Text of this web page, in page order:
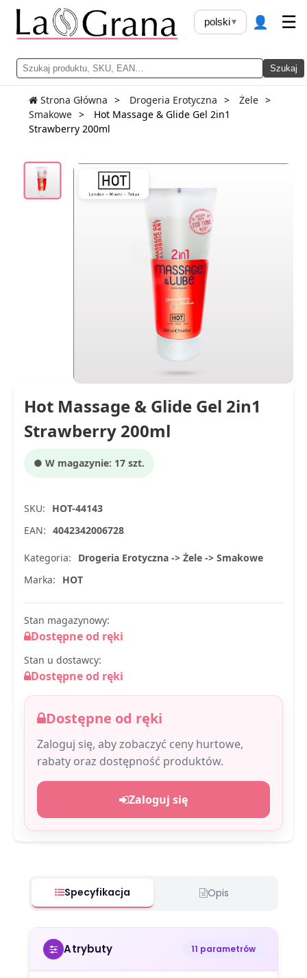
Szukaj
polski▾ 👤 ☰
Strona Główna Drogeria Erotyczna
Żele
Smakowe
Hot Massage & Glide Gel 2in1
Strawberry 200ml
Hot Massage & Glide Gel 2in1
Strawberry 200ml
● W magazynie: 17 szt.
SKU:
HOT-44143
EAN: 4042342006728
Kategoria:
Drogeria Erotyczna -> Żele -> Smakowe
Marka:
HOT
Stan magazynowy:
Dostępne od ręki
Stan u dostawcy:
Dostępne od ręki
Dostępne od ręki
Zaloguj się, aby zobaczyć ceny hurtowe,
rabaty oraz dostępność produktów.
Zaloguj się
Specyfikacja Opis
Atrybuty 11 parametrów